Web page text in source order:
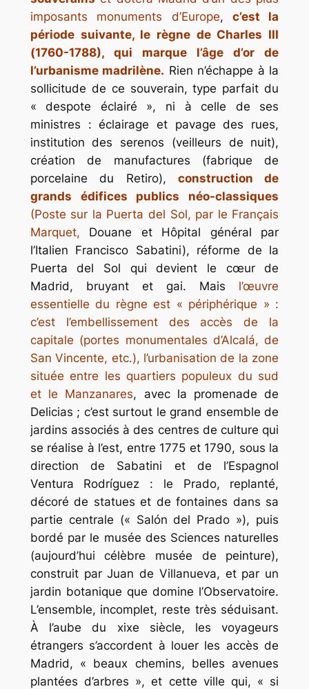
imposants monuments d’Europe, c’est la
période suivante, le règne de Charles III
(1760-1788), qui marque l’âge d’or de
l’urbanisme madrilène. Rien n’échappe à la
sollicitude de ce souverain, type parfait du
« despote éclairé », ni à celle de ses
ministres : éclairage et pavage des rues,
institution des serenos (veilleurs de nuit),
création de manufactures (fabrique de
porcelaine du Retiro), construction de
grands édifices publics néo-classiques
(Poste sur la Puerta del Sol, par le Français
Marquet, Douane et Hôpital général par
l’Italien Francisco Sabatini), réforme de la
Puerta del Sol qui devient le cœur de
Madrid, bruyant et gai. Mais l’œuvre
essentielle du règne est « périphérique » :
c’est l’embellissement des accès de la
capitale (portes monumentales d’Alcalá, de
San Vincente, etc.), l’urbanisation de la zone
située entre les quartiers populeux du sud
et le Manzanares, avec la promenade de
Delicias ; c’est surtout le grand ensemble de
jardins associés à des centres de culture qui
se réalise à l’est, entre 1775 et 1790, sous la
direction de Sabatini et de l’Espagnol
Ventura Rodríguez : le Prado, replanté,
décoré de statues et de fontaines dans sa
partie centrale (« Salón del Prado »), puis
bordé par le musée des Sciences naturelles
(aujourd’hui célèbre musée de peinture),
construit par Juan de Villanueva, et par un
jardin botanique que domine l’Observatoire.
L’ensemble, incomplet, reste très séduisant.
À l’aube du xixe siècle, les voyageurs
étrangers s’accordent à louer les accès de
Madrid, « beaux chemins, belles avenues
plantées d’arbres », et cette ville qui, « si